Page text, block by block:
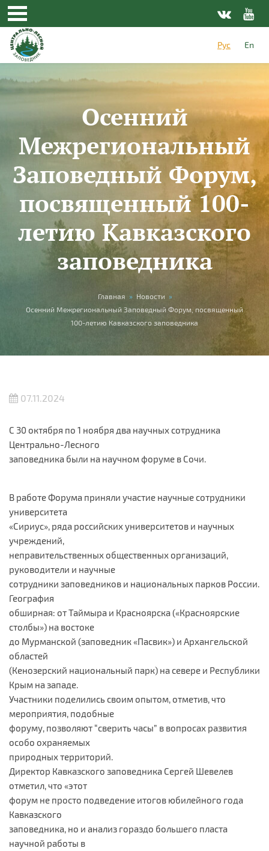
Перейти к основному содержанию
Рус
En
Осенний
Межрегиональный
Заповедный Форум,
посвященный 100-
летию Кавказского
заповедника
Вы здесь Главная » Новости »
Осенний Межрегиональный Заповедный Форум, посвященный
100-летию Кавказского заповедника
07.11.2024
С 30 октября по 1 ноября два научных сотрудника
Центрально-Лесного
заповедника были на научном форуме в Сочи.
В работе Форума приняли участие научные сотрудники
университета
«Сириус», ряда российских университетов и научных
учреждений,
неправительственных общественных организаций,
руководители и научные
сотрудники заповедников и национальных парков России.
География
обширная: от Таймыра и Красноярска («Красноярские
столбы») на востоке
до Мурманской (заповедник «Пасвик») и Архангельской
областей
(Кенозерский национальный парк) на севере и Республики
Крым на западе.
Участники поделились своим опытом, отметив, что
мероприятия, подобные
форуму, позволяют “сверить часы” в вопросах развития
особо охраняемых
природных территорий.
Директор Кавказского заповедника Сергей Шевелев
отметил, что «этот
форум не просто подведение итогов юбилейного года
Кавказского
заповедника, но и анализ гораздо большего пласта
научной работы в